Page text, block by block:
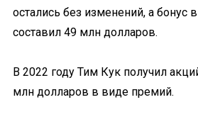
остались без изменений, а бонус
составил 49 млн долларов.
В 2022 году Тим Кук получил
млн долларов в виде премий.